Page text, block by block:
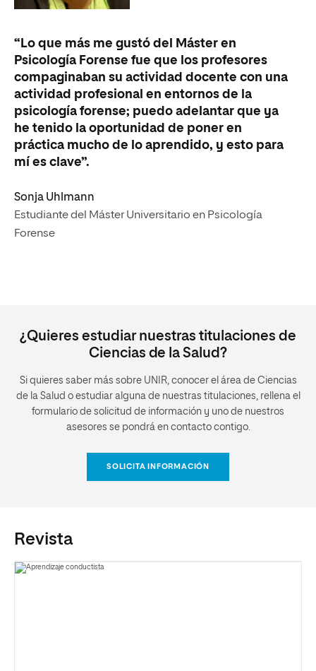
“Lo que más me gustó del Máster en
Psicología Forense fue que los profesores
compaginaban su actividad docente con una
actividad profesional en entornos de la
psicología forense; puedo adelantar que ya
he tenido la oportunidad de poner en
práctica mucho de lo aprendido, y esto para
mí es clave”.
Sonja Uhlmann
Estudiante del Máster Universitario en Psicología
Forense
¿Quieres estudiar nuestras titulaciones de
Ciencias de la Salud?
Si quieres saber más sobre UNIR, conocer el área de Ciencias
de la Salud o estudiar alguna de nuestras titulaciones, rellena el
formulario de solicitud de información y uno de nuestros
asesores se pondrá en contacto contigo.
SOLICITA INFORMACIÓN
Revista